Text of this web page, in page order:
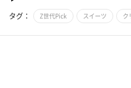
タグ： Z世代Pick スイーツ ク